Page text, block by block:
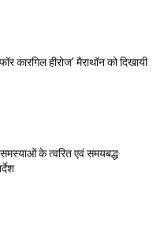
कारगिल हीरोज’ मैराथॉन को दिखायी
के त्वरित एवं समयबद्ध